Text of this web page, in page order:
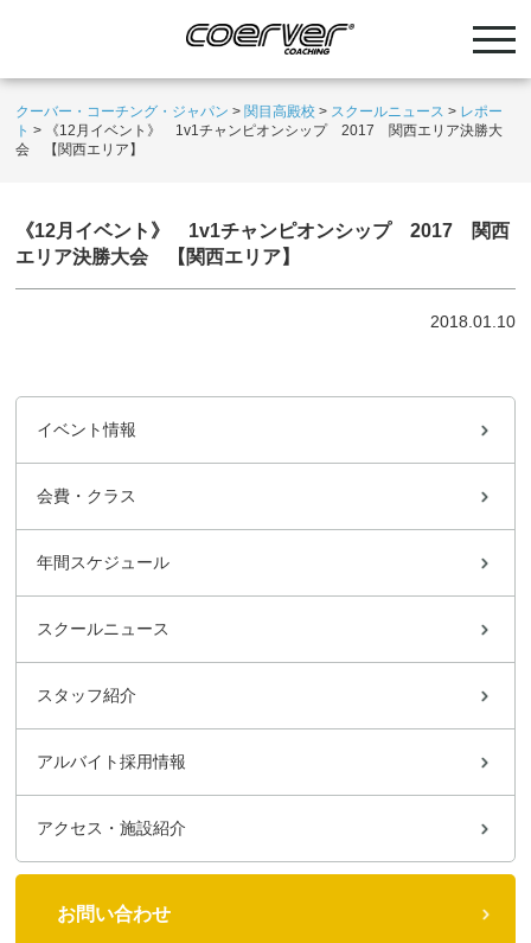
クーバー・コーチング・ジャパン > 関目高殿校 > スクールニュース > レポー
ト >
《12月イベント》 1v1チャンピオンシップ 2017 関西エリア決勝大
会 【関西エリア】
《12月イベント》 1v1チャンピオンシップ 2017 関西
エリア決勝大会 【関西エリア】
2018.01.10
イベント情報
会費・クラス
年間スケジュール
スクールニュース
スタッフ紹介
アルバイト採用情報
アクセス・施設紹介
お問い合わせ